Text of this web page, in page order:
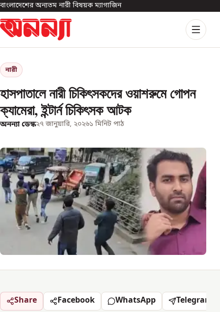
বাংলাদেশের অন্যতম নারী বিষয়ক ম্যাগাজিন
নারী
হাসপাতালে নারী চিকিৎসকদের ওয়াশরুমে গোপন
ক্যামেরা, ইন্টার্ন চিকিৎসক আটক
অনন্যা ডেস্ক২৭ জানুয়ারি, ২০২৬১ মিনিট পাঠ
Share Facebook WhatsApp Telegram